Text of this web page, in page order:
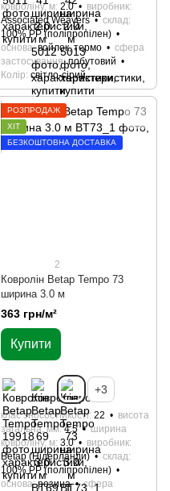
ковроліну, м 2.0
виробник
Associated Weavers
склад
100% РР (поліпропілен)
основа войлок, термо
сфера
застосування побутовий
Колір світло-сірий
РОЗПРОДАЖ
ХІТ
БЕЗКОШТОВНА ДОСТАВКА
2
Кoврoлін Betap Tempo 73
ширина 3.0 м
363 грн/м²
Купити
+3
клас зносостійкості 22
висота
загальна, мм 4.5
ширина
ковроліну, м 3.0
виробник
Betap (Нідерланди)
склад
100% РР (поліпропілен)
основа резина
сфера